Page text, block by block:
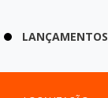
LANÇAMENTOS